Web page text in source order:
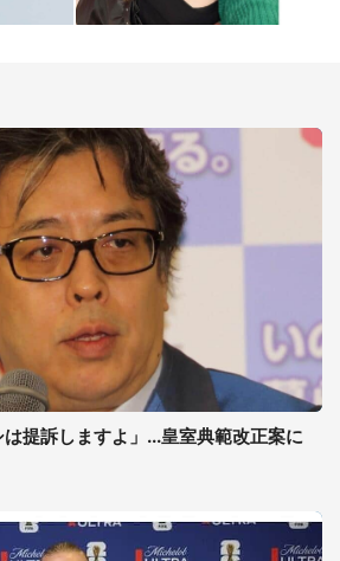
提訴しますよ」...皇室典範改正案に